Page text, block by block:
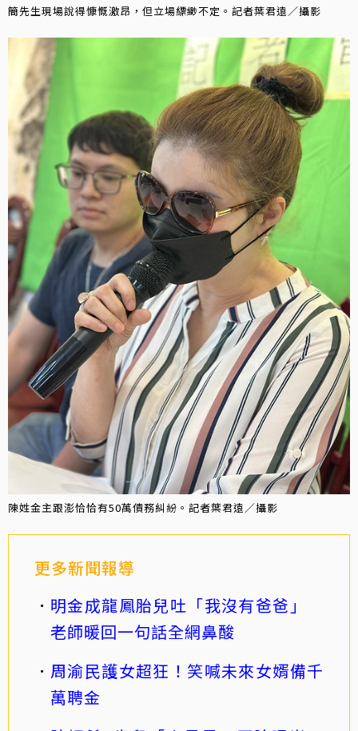
簡先生現場說得慷慨激昂，但立場縹緲不定。記者葉君遠／攝影
陳姓金主跟澎恰恰有50萬債務糾紛。記者葉君遠／攝影
更多新聞報導
明金成龍鳳胎兒吐「我沒有爸爸」
老師暖回一句話全網鼻酸
周渝民護女超狂！笑喊未來女婿備千
萬聘金